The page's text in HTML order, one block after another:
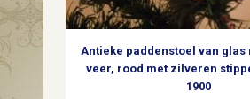
zilver
midden
Antieke paddenstoel van glas
veer, rood met zilveren
1900